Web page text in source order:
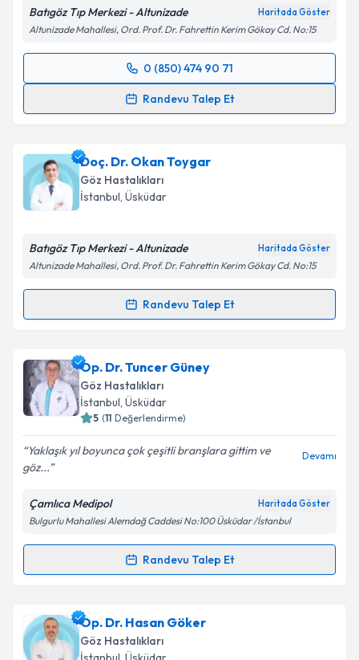
Batıgöz Tıp Merkezi - Altunizade Haritada Göster
Altunizade Mahallesi, Ord. Prof. Dr. Fahrettin Kerim Gökay Cd. No:15
0 (850) 474 90 71
Randevu Talep Et
Randevu Takvimi Talebi
için bir takvim hazırlandığında e-posta ile
bilgilendireceğiz.
E-posta Adresiniz
Kişisel verilerimin işlenmesine ilişkinAydınlatma
'ni okudum ve kişisel verilerimin belirtilen
kapsamda işlenmesini kabul ediyorum.
Takvim Talebini Gönder
Doç. Dr. Okan Toygar
Göz Hastalıkları
İstanbul, Üsküdar
Batıgöz Tıp Merkezi - Altunizade Haritada Göster
Altunizade Mahallesi, Ord. Prof. Dr. Fahrettin Kerim Gökay Cd. No:15
Randevu Talep Et
Randevu Takvimi Talebi
Doç. Dr. Okan Toygariçin randevu takvimi talebi
oluşturun. Size bu uzmandan randevu almanız için bir
takvim hazırlandığında e-posta ile bilgilendireceğiz.
Kişisel verilerimin işlenmesine ilişkin
Aydınlatma
Metni'ni okudum ve kişisel verilerimin belirtilen
kapsamda işlenmesini kabul ediyorum.
Op. Dr. Tuncer Güney
Göz Hastalıkları
İstanbul, Üsküdar
5 (11 Değerlendirme)
Yaklaşık yıl boyunca çok çeşitli branşlara gittim ve
göz...
Devamı
Çamlıca Medipol Haritada Göster
Bulgurlu Mahallesi Alemdağ Caddesi No:100 Üsküdar /İstanbul
Randevu Talep Et
Randevu Takvimi Talebi
Op. Dr. Tuncer Güneyiçin randevu takvimi talebi
oluşturun. Size bu uzmandan randevu almanız için bir
takvim hazırlandığında e-posta ile bilgilendireceğiz.
Op. Dr. Hasan Göker
Göz Hastalıkları